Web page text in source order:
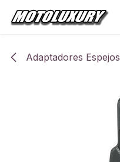
Ir al contenido
Adaptadores Espejos